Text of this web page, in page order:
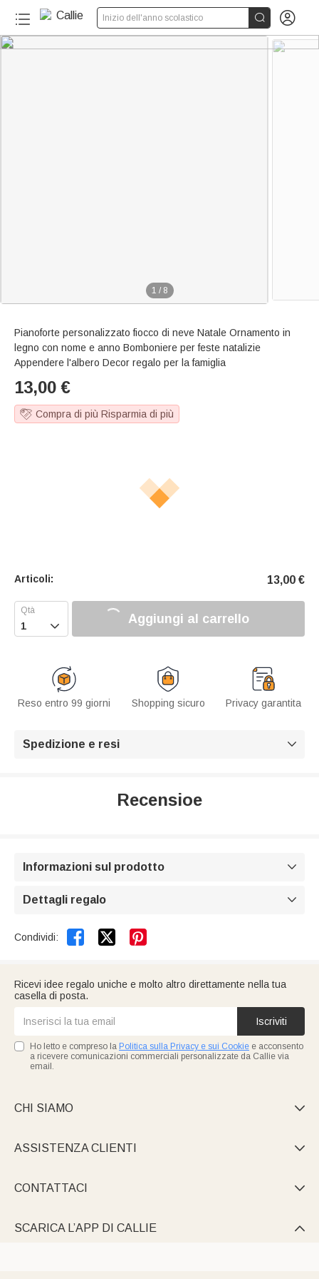
Inizio dell'anno scolastico  
1 / 8
Pianoforte personalizzato fiocco di neve Natale Ornamento in
legno con nome e anno Bomboniere per feste natalizie
Appendere l'albero Decor regalo per la famiglia
13,00 €
Compra di più Risparmia di più
Articoli: 13,00 €
 Aggiungi al carrello
Reso entro 99 giorni Shopping sicuro Privacy garantita
Spedizione e resi 
Recensioe
Informazioni sul prodotto 
Dettagli regalo 
Condividi:  
Ricevi idee regalo uniche e molto altro direttamente nella tua
casella di posta.
Iscriviti
Ho letto e compreso la Politica sulla Privacy e sui Cookie e acconsento
a ricevere comunicazioni commerciali personalizzate da Callie via
email.
CHI SIAMO 
ASSISTENZA CLIENTI 
CONTATTACI 
SCARICA L’APP DI CALLIE 